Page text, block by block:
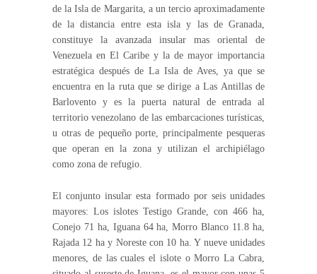
de la Isla de Margarita, a un tercio aproximadamente
de la distancia entre esta isla y las de Granada,
constituye la avanzada insular mas oriental de
Venezuela en El Caribe y la de mayor importancia
estratégica después de La Isla de Aves, ya que se
encuentra en la ruta que se dirige a Las Antillas de
Barlovento y es la puerta natural de entrada al
territorio venezolano de las embarcaciones turísticas,
u otras de pequeño porte, principalmente pesqueras
que operan en la zona y utilizan el archipiélago
como zona de refugio.
El conjunto insular esta formado por seis unidades
mayores: Los islotes Testigo Grande, con 466 ha,
Conejo 71 ha, Iguana 64 ha, Morro Blanco 11.8 ha,
Rajada 12 ha y Noreste con 10 ha. Y nueve unidades
menores, de las cuales el islote o Morro La Cabra,